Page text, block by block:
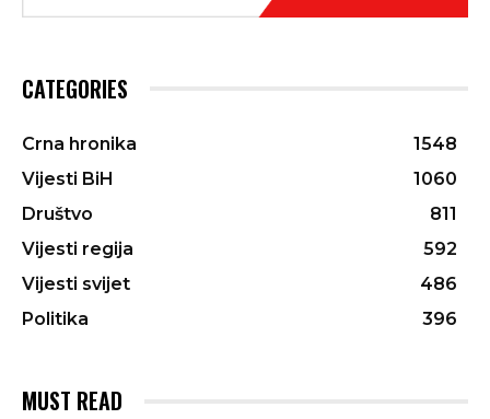
CATEGORIES
Crna hronika
1548
Vijesti BiH
1060
Društvo
811
Vijesti regija
592
Vijesti svijet
486
Politika
396
MUST READ